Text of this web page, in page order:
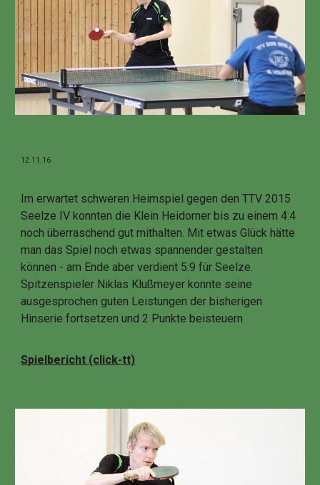
12.11.16
Im erwartet schweren Heimspiel gegen den TTV 2015
Seelze IV konnten die Klein Heidorner bis zu einem 4:4
noch überraschend gut mithalten. Mit etwas Glück hätte
man das Spiel noch etwas spannender gestalten
können - am Ende aber verdient 5:9 für Seelze.
Spitzenspieler Niklas Klußmeyer konnte seine
ausgesprochen guten Leistungen der bisherigen
Hinserie fortsetzen und 2 Punkte beisteuern.
Spielbericht (click-tt)